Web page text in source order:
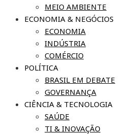
MEIO AMBIENTE
ECONOMIA & NEGÓCIOS
ECONOMIA
INDÚSTRIA
COMÉRCIO
POLÍTICA
BRASIL EM DEBATE
GOVERNANÇA
CIÊNCIA & TECNOLOGIA
SAÚDE
TI & INOVAÇÃO